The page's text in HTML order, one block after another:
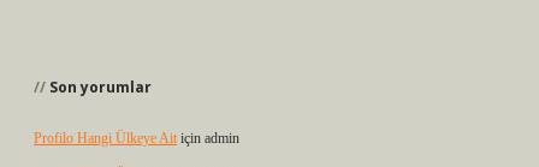
Son yorumlar
Profilo Hangi Ülkeye Ait için admin